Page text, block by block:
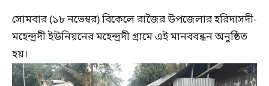
সোমবার (১৮ নভেম্বর) বিকেলে রাজৈর উপজেলার হরিদাসদী-
মহেন্দ্রদী ইউনিয়নের মহেন্দ্রদী গ্রামে এই মানববন্ধন অনুষ্ঠিত
হয়।